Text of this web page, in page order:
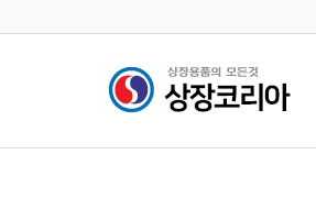
검색